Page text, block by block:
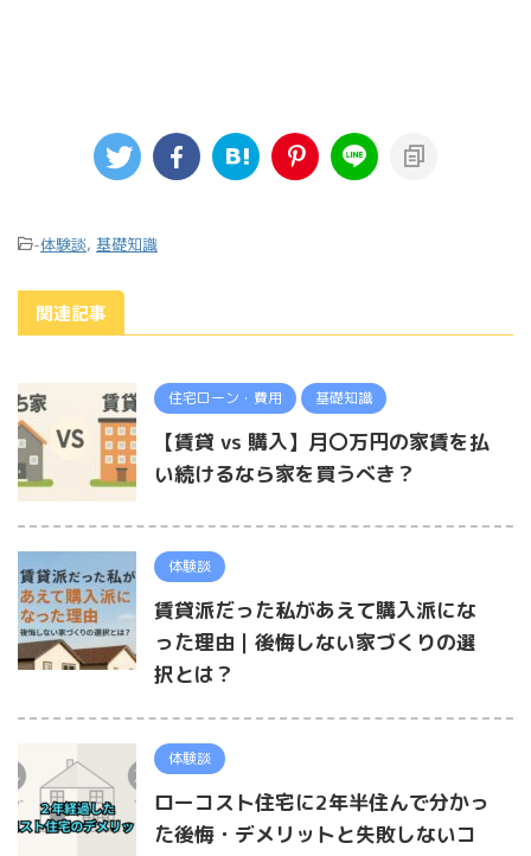
-体験談, 基礎知識
関連記事
住宅ローン・費用 基礎知識
【賃貸 vs 購入】月〇万円の家賃を払
い続けるなら家を買うべき？
体験談
賃貸派だった私があえて購入派にな
った理由｜後悔しない家づくりの選
択とは？
体験談
ローコスト住宅に2年半住んで分かっ
た後悔・デメリットと失敗しないコ